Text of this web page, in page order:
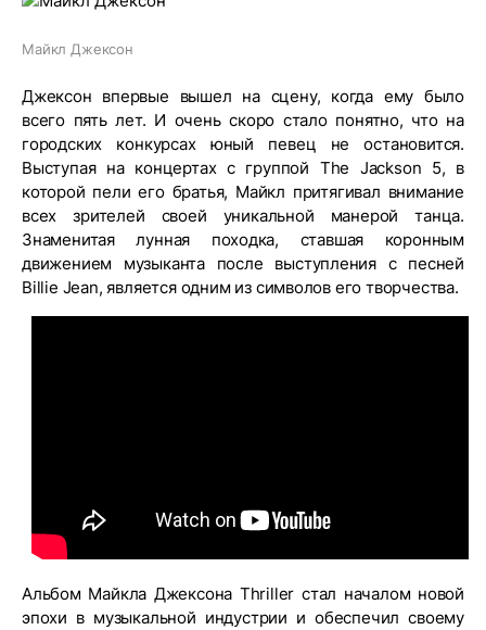
Майкл Джексон
Джексон впервые вышел на сцену, когда ему было
всего пять лет. И очень скоро стало понятно, что на
городских конкурсах юный певец не остановится.
Выступая на концертах с группой The Jackson 5, в
которой пели его братья, Майкл притягивал внимание
всех зрителей своей уникальной манерой танца.
Знаменитая лунная походка, ставшая коронным
движением музыканта после выступления с песней
Billie Jean, является одним из символов его творчества.
Альбом Майкла Джексона Thriller стал началом новой
эпохи в музыкальной индустрии и обеспечил своему